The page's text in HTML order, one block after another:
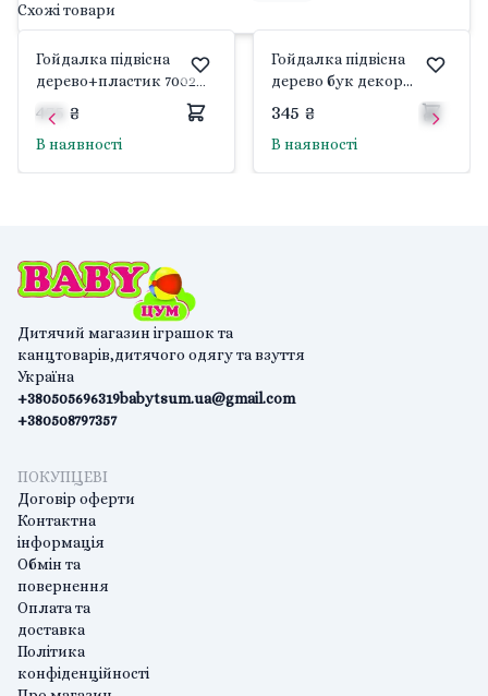
Схожі товари
Гойдалка підвісна
дерево+пластик 7002
475 ₴
В наявності
Гойдалка підвісна
дерево бук декор
пластикові кулі №113
Україна
345 ₴
В наявності
Дитячий магазин іграшок та
канцтоварів,дитячого одягу та взуття
Україна
+380505696319
+380508797357
babytsum.ua@gmail.com
ПОКУПЦЕВІ
Договір оферти
Контактна
інформація
Обмін та
повернення
Оплата та
доставка
Політика
конфіденційності